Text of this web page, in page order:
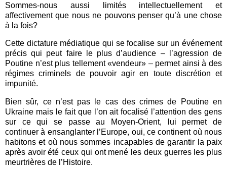
Sommes-nous aussi limités intellectuellement et
affectivement que nous ne pouvons penser qu’à une chose
à la fois?
Cette dictature médiatique qui se focalise sur un événement
précis qui peut faire le plus d’audience – l’agression de
Poutine n’est plus tellement «vendeur» – permet ainsi à des
régimes criminels de pouvoir agir en toute discrétion et
impunité.
Bien sûr, ce n’est pas le cas des crimes de Poutine en
Ukraine mais le fait que l’on ait focalisé l’attention des gens
sur ce qui se passe au Moyen-Orient, lui permet de
continuer à ensanglanter l’Europe, oui, ce continent où nous
habitons et où nous sommes incapables de garantir la paix
après avoir été ceux qui ont mené les deux guerres les plus
meurtrières de l’Histoire.